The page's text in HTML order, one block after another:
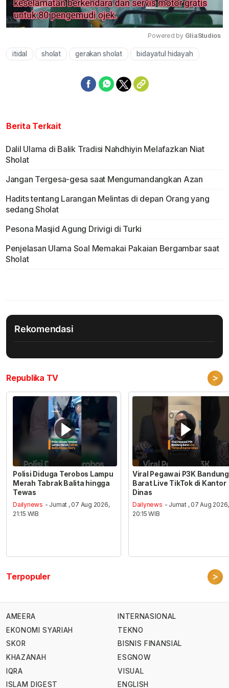
Mute
Powered by GliaStudios
itidal sholat gerakan sholat bidayatul hidayah
Berita Terkait
Dalil Ulama di Balik Tradisi Nahdhiyin Melafazkan Niat
Sholat
Jangan Tergesa-gesa saat Mengumandangkan Azan
Hadits tentang Larangan Melintas di depan Orang yang
sedang Sholat
Pesona Masjid Agung Drivigi di Turki
Penjelasan Ulama Soal Memakai Pakaian Bergambar saat
Sholat
Rekomendasi
Republika TV >
Polisi Diduga Terobos Lampu
Merah Tabrak Balita hingga
Tewas
Dailynews - Jumat , 07 Aug 2026,
21:15 WIB
Viral Pegawai P3K Bandung
Barat Live TikTok di Kantor
Dinas
Dailynews - Jumat , 07 Aug 2026,
20:15 WIB
Terpopuler >
AMEERA
EKONOMI SYARIAH
SKOR
KHAZANAH
IQRA
ISLAM DIGEST
INTERNASIONAL
TEKNO
BISNIS FINANSIAL
ESGNOW
VISUAL
ENGLISH